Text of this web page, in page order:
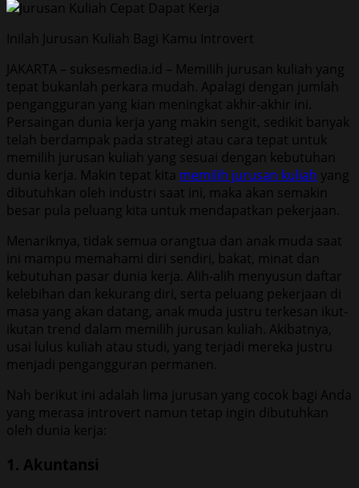
Inilah Jurusan Kuliah Bagi Kamu Introvert
JAKARTA – suksesmedia.id – Memilih jurusan kuliah yang
tepat bukanlah perkara mudah. Apalagi dengan jumlah
pengangguran yang kian meningkat akhir-akhir ini.
Persaingan dunia kerja yang makin sengit, sedikit banyak
telah berdampak pada strategi atau cara tepat untuk
memilih jurusan kuliah yang sesuai dengan kebutuhan
dunia kerja. Makin tepat kita memilih jurusan kuliah yang
dibutuhkan oleh industri saat ini, maka akan semakin
besar pula peluang kita untuk mendapatkan pekerjaan.
Menariknya, tidak semua orangtua dan anak muda saat
ini mampu memahami diri sendiri, bakat, minat dan
kebutuhan pasar dunia kerja. Alih-alih menyusun daftar
kelebihan dan kekurang diri, serta peluang pekerjaan di
masa yang akan datang, anak muda justru terkesan ikut-
ikutan trend dalam memilih jurusan kuliah. Akibatnya,
usai lulus kuliah atau studi, yang terjadi mereka justru
menjadi pengangguran permanen.
Nah berikut ini adalah lima jurusan yang cocok bagi Anda
yang merasa introvert namun tetap ingin dibutuhkan
oleh dunia kerja:
1. Akuntansi